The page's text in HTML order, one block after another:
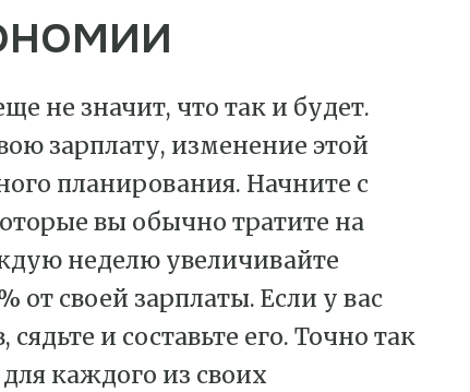
не значит, что так и будет.
зарплату, изменение этой
планирования. Начните с
вы обычно тратите на
неделю увеличивайте
от своей зарплаты. Если у вас
и составьте его. Точно так
каждого из своих